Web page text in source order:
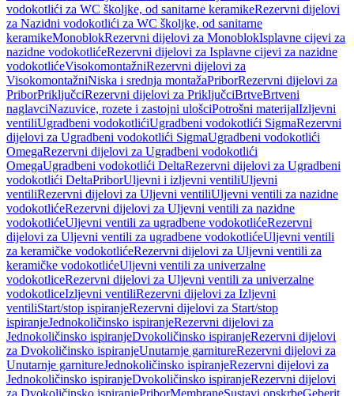
vodokotlići za WC školjke, od sanitarne keramikeRezervni dijelovi
za Nazidni vodokotlići za WC školjke, od sanitarne
keramikeMonoblokRezervni dijelovi za MonoblokIsplavne cijevi za
nazidne vodokotlićeRezervni dijelovi za Isplavne cijevi za nazidne
vodokotlićeVisokomontažniRezervni dijelovi za
VisokomontažniNiska i srednja montažaPriborRezervni dijelovi za
PriborPriključciRezervni dijelovi za PriključciBrtveBrtveni
naglavciNazuvice, rozete i zastojni ulošciPotrošni materijalIzljevni
ventiliUgradbeni vodokotlićiUgradbeni vodokotlići SigmaRezervni
dijelovi za Ugradbeni vodokotlići SigmaUgradbeni vodokotlići
OmegaRezervni dijelovi za Ugradbeni vodokotlići
OmegaUgradbeni vodokotlići DeltaRezervni dijelovi za Ugradbeni
vodokotlići DeltaPriborUljevni i izljevni ventiliUljevni
ventiliRezervni dijelovi za Uljevni ventiliUljevni ventili za nazidne
vodokotlićeRezervni dijelovi za Uljevni ventili za nazidne
vodokotlićeUljevni ventili za ugradbene vodokotlićeRezervni
dijelovi za Uljevni ventili za ugradbene vodokotlićeUljevni ventili
za keramičke vodokotlićeRezervni dijelovi za Uljevni ventili za
keramičke vodokotlićeUljevni ventili za univerzalne
vodokotliceRezervni dijelovi za Uljevni ventili za univerzalne
vodokotliceIzljevni ventiliRezervni dijelovi za Izljevni
ventiliStart/stop ispiranjeRezervni dijelovi za Start/stop
ispiranjeJednokoličinsko ispiranjeRezervni dijelovi za
Jednokoličinsko ispiranjeDvokoličinsko ispiranjeRezervni dijelovi
za Dvokoličinsko ispiranjeUnutarnje garnitureRezervni dijelovi za
Unutarnje garnitureJednokoličinsko ispiranjeRezervni dijelovi za
Jednokoličinsko ispiranjeDvokoličinsko ispiranjeRezervni dijelovi
za Dvokoličinsko ispiranjePriborMembraneSustavi opskrbeGeberit